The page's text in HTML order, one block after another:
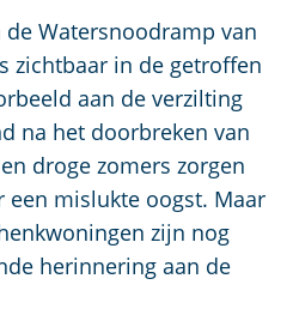
Watersnoodramp van
zichtbaar in de getroffen
aan de verzilting
na het doorbreken van
droge zomers zorgen
een mislukte oogst. Maar
zijn nog
herinnering aan de